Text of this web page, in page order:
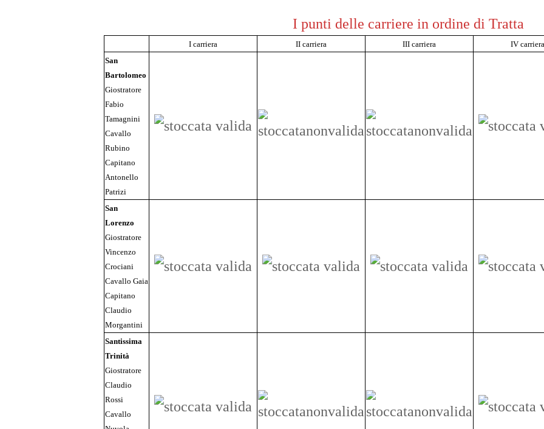
I punti delle carriere in ordine di Tratta
I carriera II carriera III carriera
IV carriera
San
Bartolomeo
Giostratore
Fabio
Tamagnini
Cavallo
Rubino
Capitano
Antonello
Patrizi
San
Lorenzo
Giostratore
Vincenzo
Crociani
Cavallo Gaia
Capitano
Claudio
Morgantini
Santissima
Trinità
Giostratore
Claudio
Rossi
Cavallo